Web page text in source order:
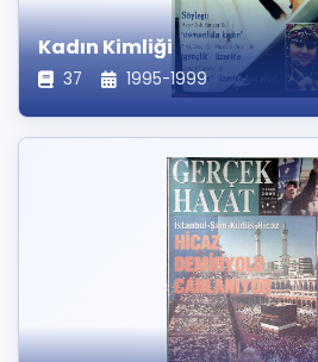
Kadın Kimliği
37 1995-1999